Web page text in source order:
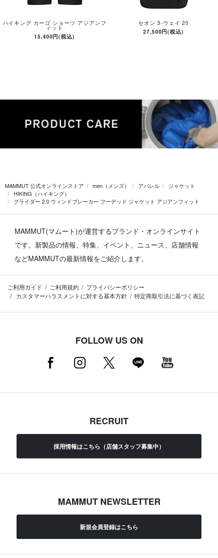
ハイキング カーゴ ショーツ アジアンフ
ィット
15,400円(税込)
セオン 3-ウェイ 20
27,500円(税込)
MAMMUT 公式オンラインストア men（メンズ） アパレル
ジャケット
HIKING（ハイキング）
グライダー 2.0 ウィンドブレーカー フーデッド ジャケット アジアンフィット
MAMMUT(マムート)が運営するブランド・オンラインサイト
です。 新製品の情報、特集、イベント、ニュース、店舗情報
などMAMMUTの最新情報をご紹介します。
ご利用ガイド ご利用規約
プライバシーポリシー
カスタマーハラスメントに対する基本方針
特定商取引法に基づく表記
FOLLOW US ON
RECRUIT
採用情報はこちら（店舗スタッフ募集中）
MAMMUT NEWSLETTER
新規会員登録はこちら